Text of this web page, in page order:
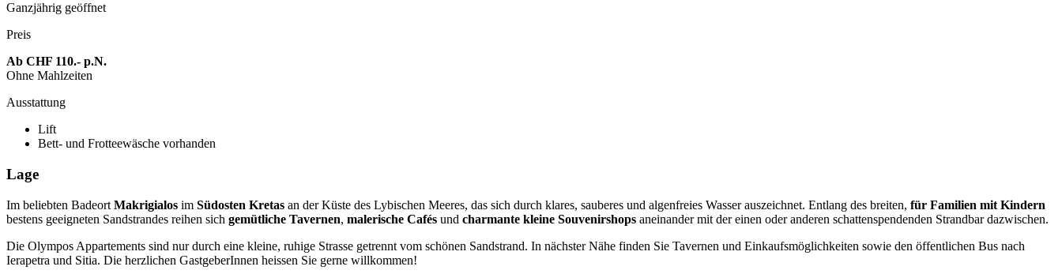
Ganzjährig geöffnet
Preis
Ab CHF 110.- p.N.
Ohne Mahlzeiten
Ausstattung
Lift
Bett- und Frotteewäsche vorhanden
Lage
Im beliebten Badeort Makrigialos im Südosten Kretas an der Küste des Lybischen Meeres, das sich durch klares, sauberes und algenfreies Wasser auszeichnet. Entlang des breiten, für Familien mit Kindern
bestens geeigneten Sandstrandes reihen sich gemütliche Tavernen, malerische Cafés und charmante kleine Souvenirshops aneinander mit der einen oder anderen schattenspendenden Strandbar dazwischen.
Die Olympos Appartements sind nur durch eine kleine, ruhige Strasse getrennt vom schönen Sandstrand. In nächster Nähe finden Sie Tavernen und Einkaufsmöglichkeiten sowie den öffentlichen Bus nach
Ierapetra und Sitia. Die herzlichen GastgeberInnen heissen Sie gerne willkommen!